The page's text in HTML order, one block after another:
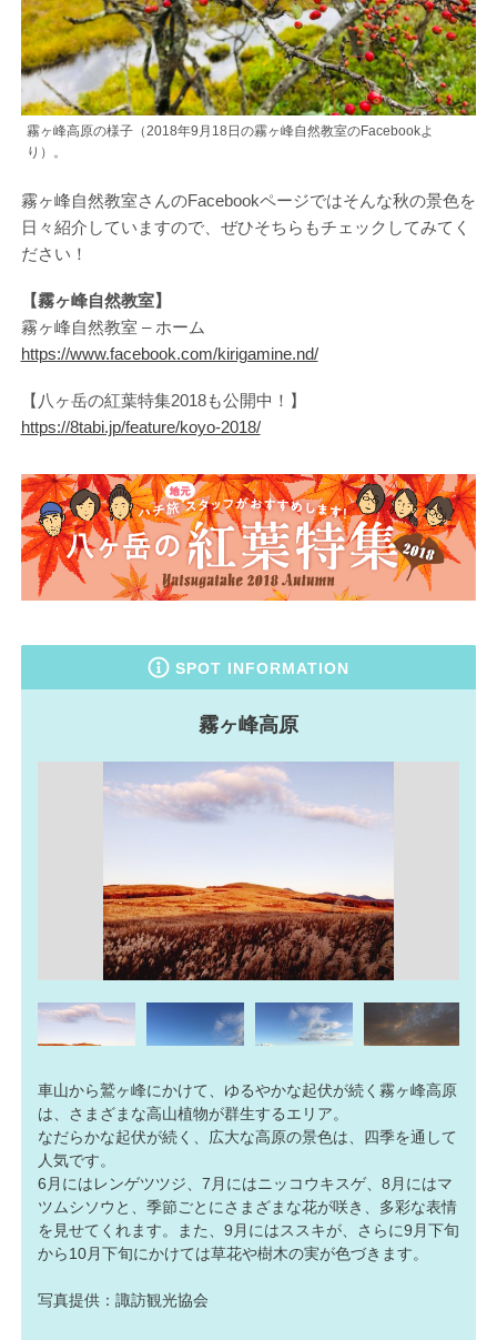
霧ヶ峰高原の様子（2018年9月18日の霧ヶ峰自然教室のFacebookよ
り）。
霧ヶ峰自然教室さんのFacebookページではそんな秋の景色を
日々紹介していますので、ぜひそちらもチェックしてみてく
ださい！
【霧ヶ峰自然教室】
霧ヶ峰自然教室 – ホーム
https://www.facebook.com/kirigamine.nd/
【八ヶ岳の紅葉特集2018も公開中！】
https://8tabi.jp/feature/koyo-2018/
SPOT INFORMATION
霧ヶ峰高原
車山から鷲ヶ峰にかけて、ゆるやかな起伏が続く霧ヶ峰高原
は、さまざまな高山植物が群生するエリア。
なだらかな起伏が続く、広大な高原の景色は、四季を通して
人気です。
6月にはレンゲツツジ、7月にはニッコウキスゲ、8月にはマ
ツムシソウと、季節ごとにさまざまな花が咲き、多彩な表情
を見せてくれます。また、9月にはススキが、さらに9月下旬
から10月下旬にかけては草花や樹木の実が色づきます。
写真提供：諏訪観光協会